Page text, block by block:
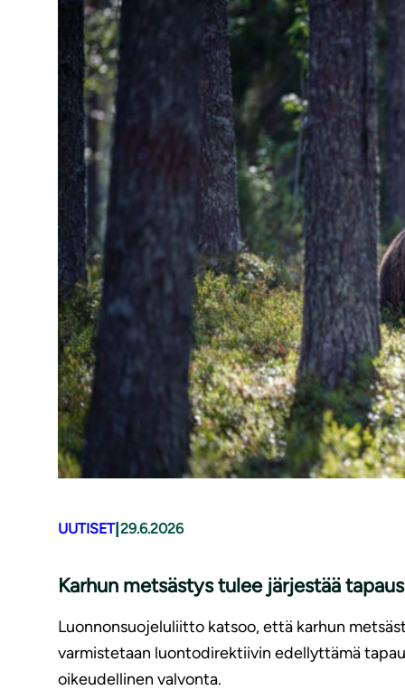
UUTISET|29.6.2026
Karhun metsästys tulee järjestää
Luonnonsuojeluliitto katsoo, että karhun
varmistetaan luontodirektiivin edellyttämä
oikeudellinen valvonta.